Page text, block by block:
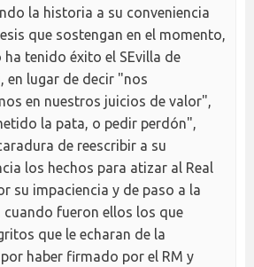
la historia a su conveniencia
que sostengan en el momento,
ha tenido éxito el SEvilla de
en lugar de decir "nos
en nuestros juicios de valor",
la pata, o pedir perdón",
de reescribir a su
los hechos para atizar al Real
su impaciencia y de paso a la
cuando fueron ellos los que
que le echaran de la
haber firmado por el RM y